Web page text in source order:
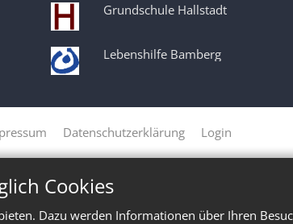
Cookies
Dazu werden Informationen über Ihren
Grundschule Hallstadt
Lebenshilfe Bamberg
Datenschutzerklärung Login